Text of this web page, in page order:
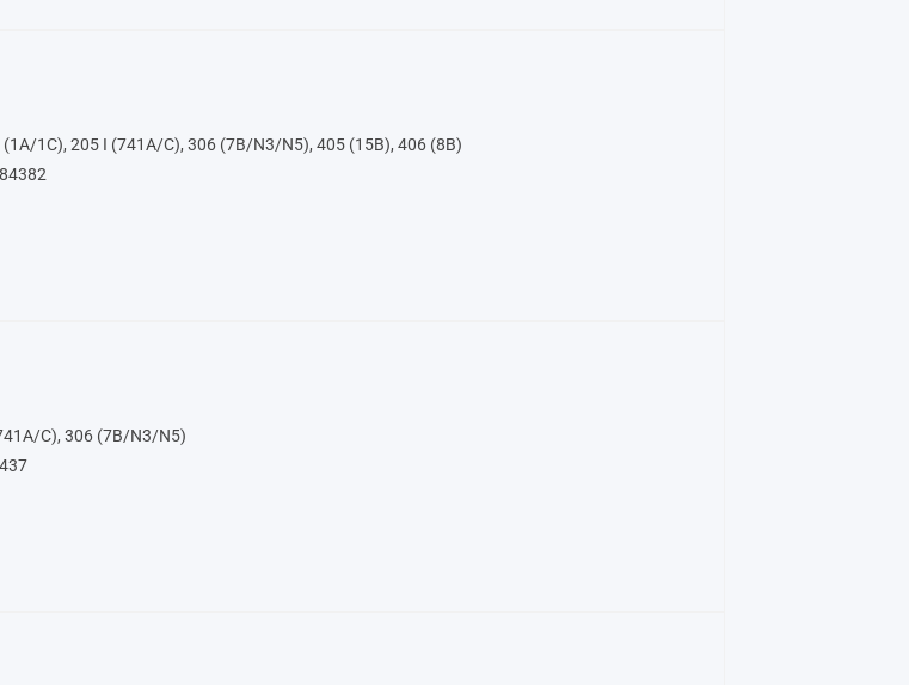
(1A/1C), 205 I (741A/C), 306 (7B/N3/N5), 405 (15B), 406 (8B)
C), 306 (7B/N3/N5)